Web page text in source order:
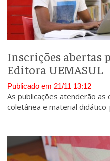
Inscrições abertas
Editora UEMASUL
Publicado em 21/11 13:12
As publicações atenderão as
coletânea e material